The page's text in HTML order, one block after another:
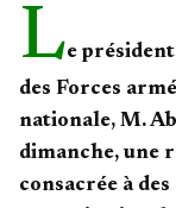
Le
des Forces
nationale, M.
dimanche, une
consacrée à